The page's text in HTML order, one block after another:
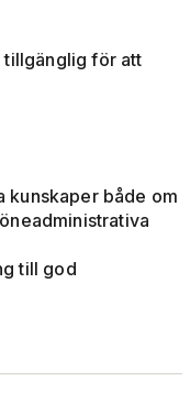
tillgänglig för att
kunskaper både om
till god